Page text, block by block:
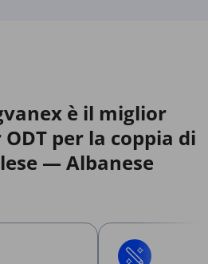
è il miglior
per la coppia di
— Albanese